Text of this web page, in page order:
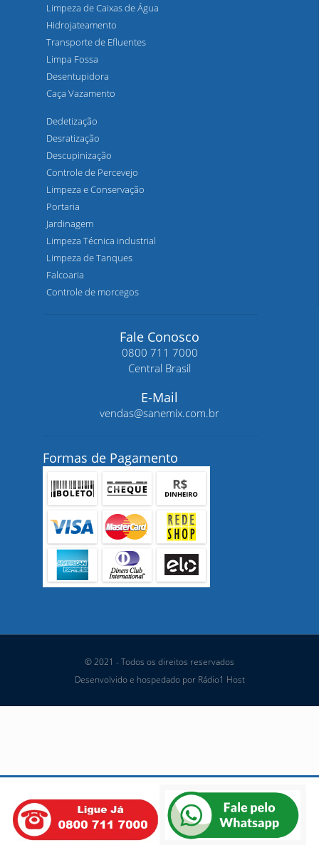
Limpeza de Caixas de Água
Hidrojateamento
Transporte de Efluentes
Limpa Fossa
Desentupidora
Caça Vazamento
Dedetização
Desratização
Descupinização
Controle de Percevejo
Limpeza e Conservação
Portaria
Jardinagem
Limpeza Técnica industrial
Limpeza de Tanques
Falcoaria
Controle de morcegos
Fale Conosco
0800 711 7000
Central Brasil
E-Mail
vendas@sanemix.com.br
Formas de Pagamento
© 2021 - Todos os direitos reservados
Desenvolvido e hospedado por Rádio1 Host